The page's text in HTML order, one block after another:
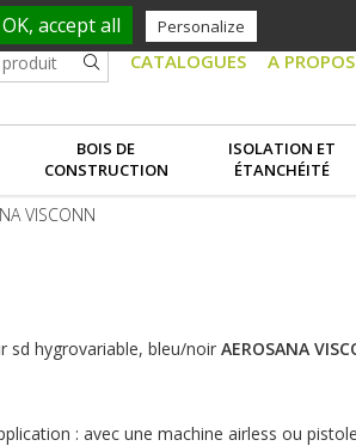
CATALOGUES A PROPOS
NOS
LE GROUPE
BOIS DE
CONSTRUCTION
ISOLATION ET
ÉTANCHÉITÉ
VISCONN
sd hygrovariable, bleu/noir AEROSANA
: avec une machine airless ou
accept all Personalize